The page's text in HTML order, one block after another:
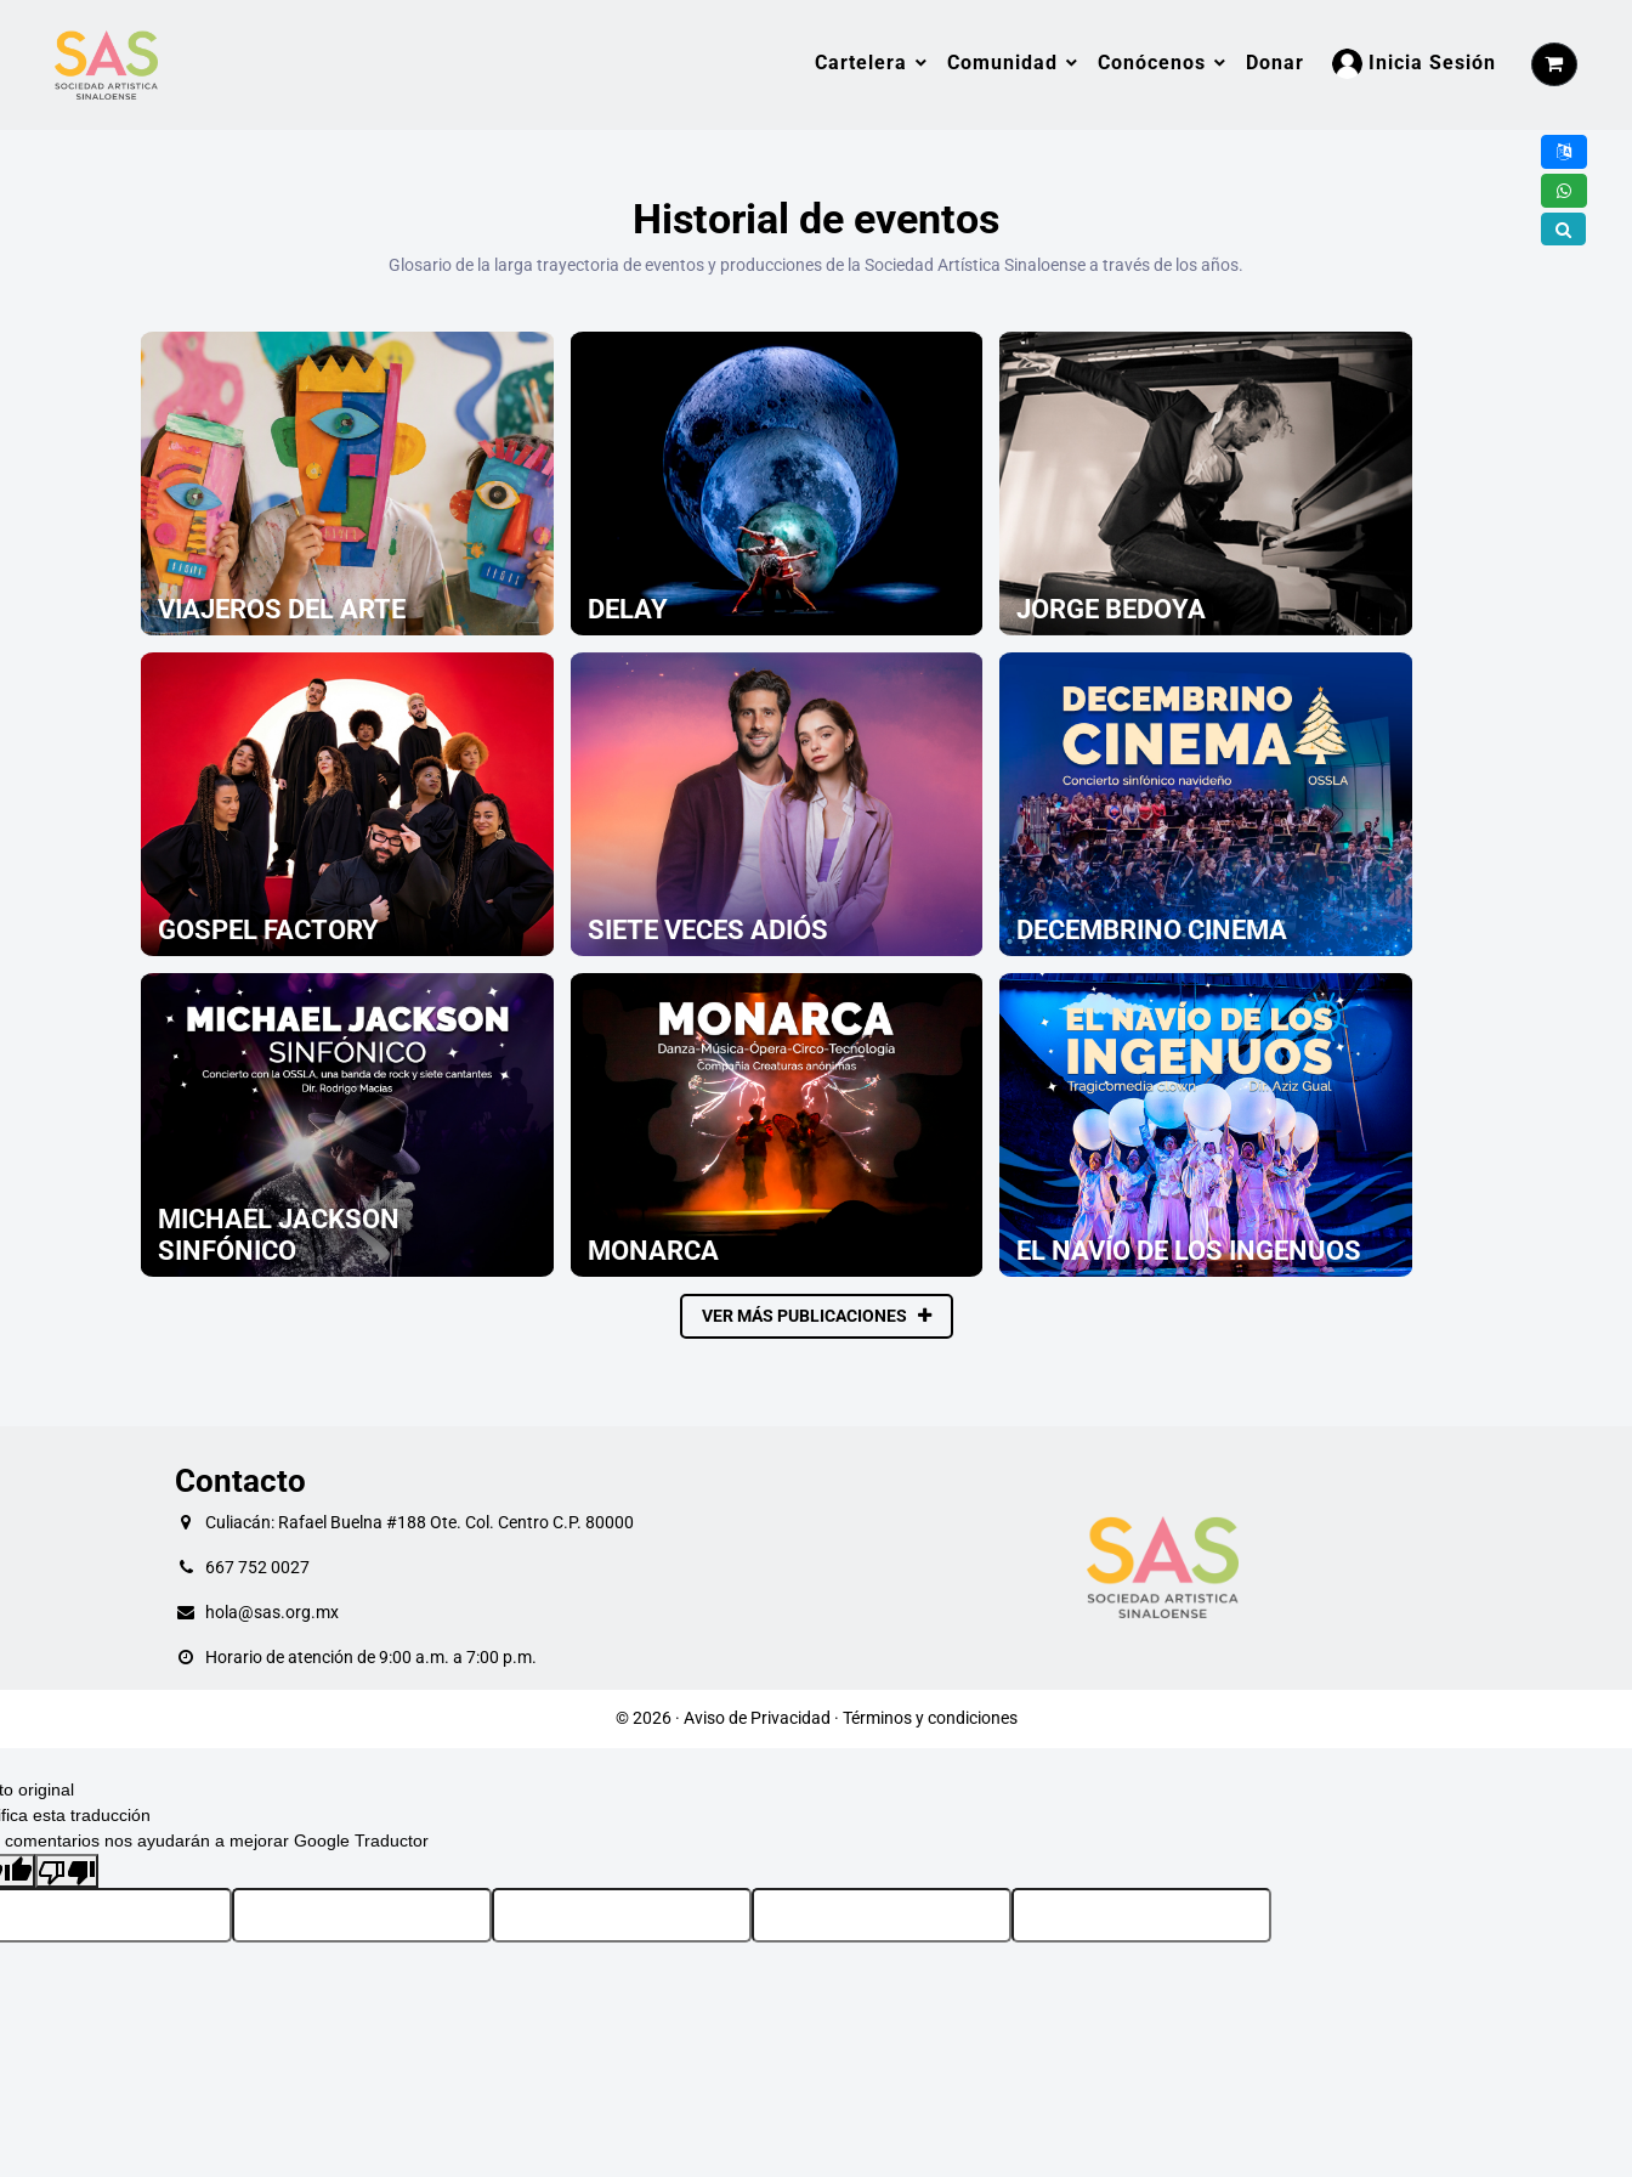
Cartelera Comunidad Conócenos Donar Inicia Sesión
Historial de eventos
Glosario de la larga trayectoria de eventos y producciones de la Sociedad Artística Sinaloense a través de los años.
VIAJEROS DEL ARTE DELAY JORGE BEDOYA
GOSPEL FACTORY SIETE VECES ADIÓS DECEMBRINO CINEMA
MICHAEL JACKSON
SINFÓNICO
MONARCA EL NAVÍO DE LOS INGENUOS
VER MÁS PUBLICACIONES
Contacto
Culiacán: Rafael Buelna #188 Ote. Col. Centro C.P. 80000
667 752 0027
hola@sas.org.mx
Horario de atención de 9:00 a.m. a 7:00 p.m.
© 2026 · Aviso de Privacidad · Términos y condiciones
original
esta traducción
comentarios nos ayudarán a mejorar Google Traductor